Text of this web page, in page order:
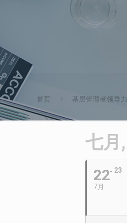
首页 基层管理者领导
七月
22
7月
23